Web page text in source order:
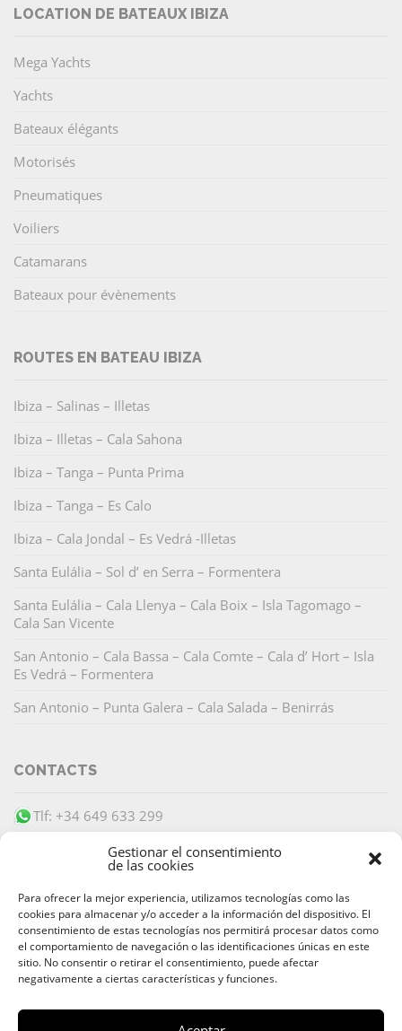
Gestionar el consentimiento
de las cookies
Para ofrecer la mejor experiencia, utilizamos tecnologías como las
cookies para almacenar y/o acceder a la información del dispositivo. El
consentimiento de estas tecnologías nos permitirá procesar datos como
el comportamiento de navegación o las identificaciones únicas en este
sitio. No consentir o retirar el consentimiento, puede afectar
negativamente a ciertas características y funciones.
LOCATION DE BATEAUX IBIZA
Mega Yachts
Yachts
Bateaux élégants
Motorisés
Pneumatiques
Voiliers
Catamarans
Bateaux pour évènements
ROUTES EN BATEAU IBIZA
Ibiza – Salinas – Illetas
Ibiza – Illetas – Cala Sahona
Ibiza – Tanga – Punta Prima
Ibiza – Tanga – Es Calo
Ibiza – Cala Jondal – Es Vedrá -Illetas
Santa Eulália – Sol d’ en Serra – Formentera
Santa Eulália – Cala Llenya – Cala Boix – Isla Tagomago –
Cala San Vicente
San Antonio – Cala Bassa – Cala Comte – Cala d’ Hort – Isla
Es Vedrá – Formentera
San Antonio – Punta Galera – Cala Salada – Benirrás
CONTACTS
Tlf: +34 649 633 299
PAIEMENT SÉCURISÉ